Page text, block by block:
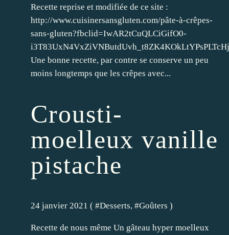
Recette reprise et modifiée de ce site :
http://www.cuisinersansgluten.com/pâte-à-crêpes-
sans-gluten?fbclid=IwAR2tCuQLCiGifO0-
Une bonne recette, par contre se conserve un peu
moins longtemps que les crêpes avec...
Crousti-
moelleux vanille
pistache
24 janvier 2021 ( #Desserts, #Goûters )
Recette de nous même Un gâteau hyper moelleux